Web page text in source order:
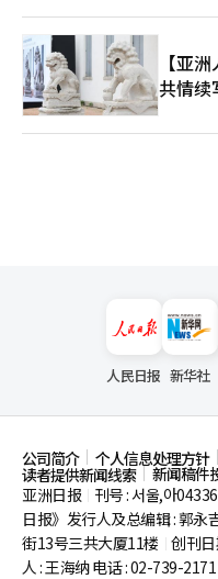
【亚
共情续
人民日报 新华社
公司简介 个人信息处理方针
读者提供新闻线索
新闻稿件
亚洲日报
刊号 : 서울,아04336
日报》发行人及总编辑 : 郭永
街13号三共大厦11楼 创刊
人 : 王海纳 电话 : 02-739-2171